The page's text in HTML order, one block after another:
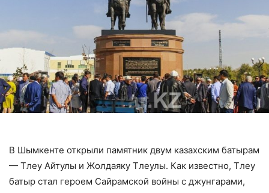
В Шымкенте открыли памятник двум казахским батырам
— Тлеу Айтулы и Жолдаяку Тлеулы. Как известно, Тлеу
батыр стал героем Сайрамской войны с джунгарами,